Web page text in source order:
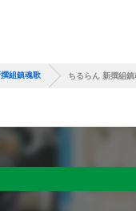
組鎮魂歌 ちるらん 新撰組